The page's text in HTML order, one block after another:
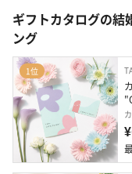
ギフトカタログの結
ング
1位